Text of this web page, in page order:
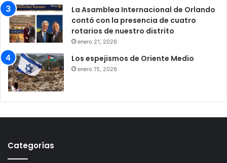
La Asamblea Internacional de Orlando
contó con la presencia de cuatro
rotarios de nuestro distrito
enero 21, 2026
Los espejismos de Oriente Medio
enero 15, 2026
Categorías